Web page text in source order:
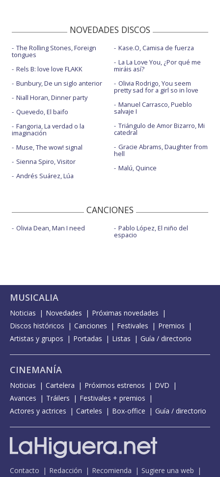
NOVEDADES DISCOS
The Rolling Stones, Foreign
tongues
Rels B: love love FLAKK
Bunbury, De un siglo anterior
Niall Horan, Dinner party
Quevedo, El baifo
Fangoria, La verdad o la
imaginación
Muse, The wow! signal
Sienna Spiro, Visitor
Andrés Suárez, Lúa
Kase.O, Camisa de fuerza
La La Love You, ¿Por qué me
miráis así?
Olivia Rodrigo, You seem
pretty sad for a girl so in love
Manuel Carrasco, Pueblo
salvaje I
Triángulo de Amor Bizarro, Mi
catedral
Gracie Abrams, Daughter from
hell
Malú, Quince
CANCIONES
Olivia Dean, Man I need Pablo López, El niño del
espacio
MUSICALIA
Noticias Novedades
Próximas novedades
Discos históricos
Canciones Festivales
Premios
Artistas y grupos
Portadas Listas Guía / directorio
CINEMANÍA
Noticias Cartelera Próximos estrenos
DVD
Avances
Tráilers
Festivales + premios
Actores y actrices
Carteles Box-office Guía / directorio
Contacto Redacción Recomienda Sugiere una web